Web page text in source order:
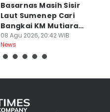
Basarnas Masih Sisir
Laut Sumenep Cari
Bangkai KM Mutiara
Sentosa II
08 Agu 2026, 20:42 WIB
News